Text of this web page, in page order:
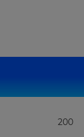
200